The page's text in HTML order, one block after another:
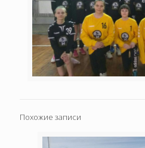
Похожие записи